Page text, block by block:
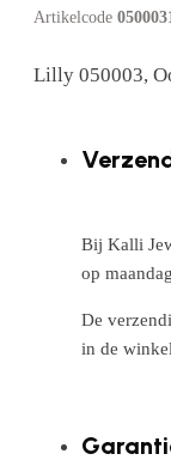
Artikelcode
Lilly 050003,
Bij Kalli
op
De
in de